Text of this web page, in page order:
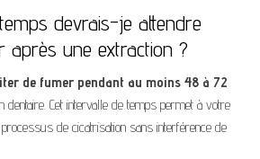
devrais-je attendre
après une extraction ?
de fumer pendant au moins 48 à 72
dentaire. Cet intervalle de temps permet à votre
de cicatrisation sans interférence de